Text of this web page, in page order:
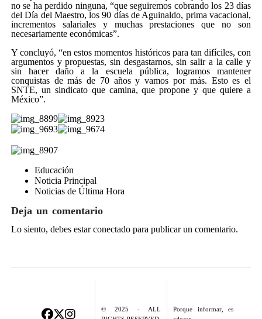
no se ha perdido ninguna, “que seguiremos cobrando los 23 días
del Día del Maestro, los 90 días de Aguinaldo, prima vacacional,
incrementos salariales y muchas prestaciones que no son
necesariamente económicas”.
Y concluyó, “en estos momentos históricos para tan difíciles, con
argumentos y propuestas, sin desgastarnos, sin salir a la calle y
sin hacer daño a la escuela pública, logramos mantener
conquistas de más de 70 años y vamos por más. Esto es el
SNTE, un sindicato que camina, que propone y que quiere a
México”.
Educación
Noticia Principal
Noticias de Última Hora
Deja un comentario
Lo siento, debes estarconectadopara publicar un comentario.
© 2025 - ALL
Porque informar, es